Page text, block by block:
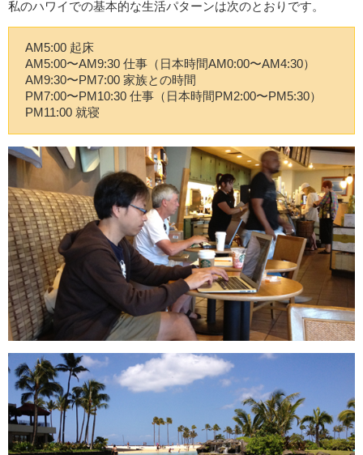
私のハワイでの基本的な生活パターンは次のとおりです。
AM5:00 起床
AM5:00〜AM9:30 仕事（日本時間AM0:00〜AM4:30）
AM9:30〜PM7:00 家族との時間
PM7:00〜PM10:30 仕事（日本時間PM2:00〜PM5:30）
PM11:00 就寝